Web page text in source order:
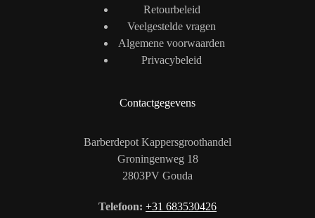
Retourbeleid
Veelgestelde vragen
Algemene voorwaarden
Privacybeleid
Contactgegevens
Barberdepot Kappersgroothandel
Groningenweg 18
2803PV Gouda
Telefoon: +31 683530426